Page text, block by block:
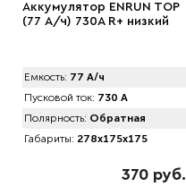
Аккумулятор ENRUN TOP
(77 А/ч) 730A R+ низкий
Емкость: 77 А/ч
Пусковой ток: 730 А
Полярность: Обратная
Габариты: 278x175x175
370 руб.